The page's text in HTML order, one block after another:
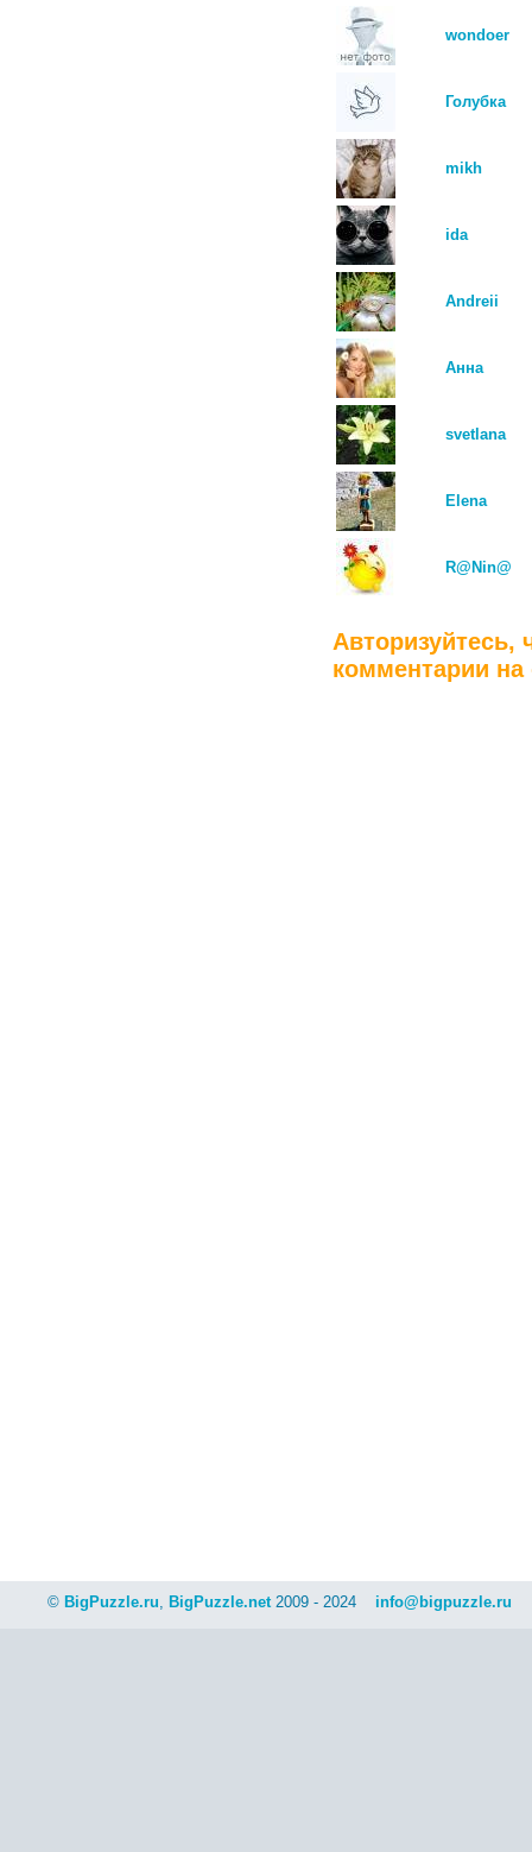
wondoer
Голубка
mikh
ida
Andreii
Анна
svetlana
Elena
R@Nin@
Авторизуйтесь,
комментарии на
© BigPuzzle.ru, BigPuzzle.net2009 - 2024 info@bigpuzzle.ru